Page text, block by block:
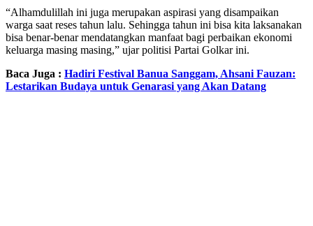
“Alhamdulillah ini juga merupakan aspirasi yang disampaikan
warga saat reses tahun lalu. Sehingga tahun ini bisa kita laksanakan
bisa benar-benar mendatangkan manfaat bagi perbaikan ekonomi
keluarga masing masing,” ujar politisi Partai Golkar ini.
Baca Juga : Hadiri Festival Banua Sanggam, Ahsani Fauzan:
Lestarikan Budaya untuk Genarasi yang Akan Datang